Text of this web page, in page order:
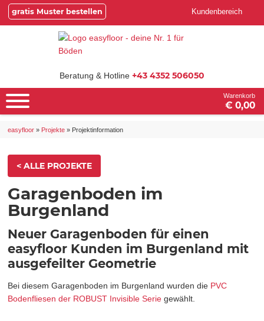
gratis Muster bestellen Kundenbereich
Beratung & Hotline +43 4352 506050
Warenkorb
€ 0,00
easyfloor » Projekte » Projektinformation
< ALLE PROJEKTE
Garagenboden im
Burgenland
Neuer Garagenboden für einen
easyfloor Kunden im Burgenland mit
ausgefeilter Geometrie
Bei diesem Garagenboden im Burgenland wurden die PVC
Bodenfliesen der ROBUST Invisible Serie gewählt.